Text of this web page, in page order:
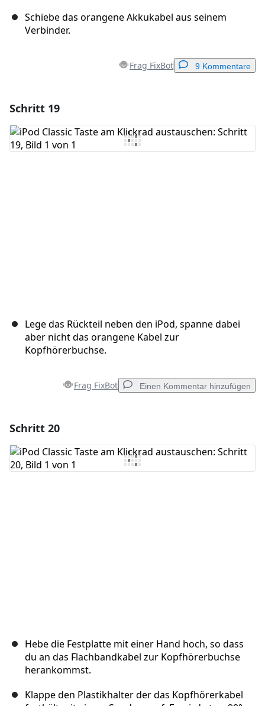
Schiebe das orangene Akkukabel aus seinem
Verbinder.
Frag FixBot 9 Kommentare
Kommentar hinzufügen
Schritt 19
Lege das Rückteil neben den iPod, spanne dabei
aber nicht das orangene Kabel zur
Kopfhörerbuchse.
Frag FixBot Einen Kommentar hinzufügen
Kommentar hinzufügen
Schritt 20
Hebe die Festplatte mit einer Hand hoch, so dass
du an das Flachbandkabel zur Kopfhörerbuchse
herankommst.
Klappe den Plastikhalter der das Kopfhörerkabel